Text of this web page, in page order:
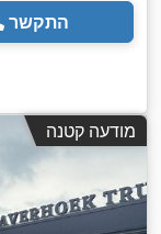
התקשר
מודעה קטנה